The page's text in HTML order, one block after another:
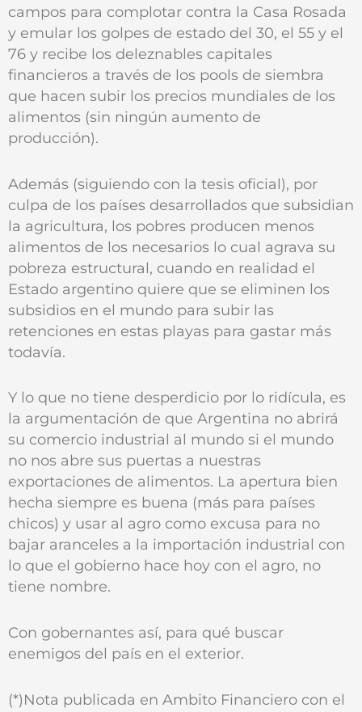
campos para complotar contra la Casa Rosada
y emular los golpes de estado del 30, el 55 y el
76 y recibe los deleznables capitales
financieros a través de los pools de siembra
que hacen subir los precios mundiales de los
alimentos (sin ningún aumento de
producción).
Además (siguiendo con la tesis oficial), por
culpa de los países desarrollados que subsidian
la agricultura, los pobres producen menos
alimentos de los necesarios lo cual agrava su
pobreza estructural, cuando en realidad el
Estado argentino quiere que se eliminen los
subsidios en el mundo para subir las
retenciones en estas playas para gastar más
todavía.
Y lo que no tiene desperdicio por lo ridícula, es
la argumentación de que Argentina no abrirá
su comercio industrial al mundo si el mundo
no nos abre sus puertas a nuestras
exportaciones de alimentos. La apertura bien
hecha siempre es buena (más para países
chicos) y usar al agro como excusa para no
bajar aranceles a la importación industrial con
lo que el gobierno hace hoy con el agro, no
tiene nombre.
Con gobernantes así, para qué buscar
enemigos del país en el exterior.
(*)Nota publicada en Ambito Financiero con el